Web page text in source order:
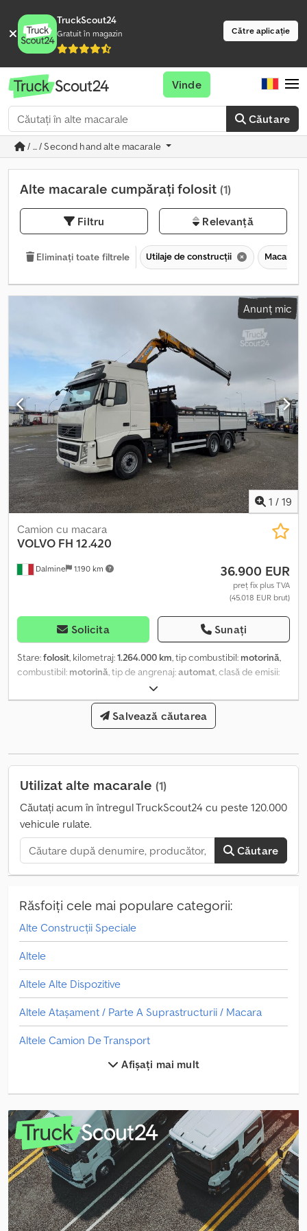
TruckScout24
Gratuit în magazin Către aplicație
Căutare
Vinde
/ ... / Second hand alte macarale
Alte macarale cumpărați folosit (1)
Filtru Relevanță
Eliminați toate filtrele Utilaje de construcții Macarale
Anunț mic
1 / 19
Dalmine 1.190 km
Camion cu macara
VOLVO FH 12.420
36.900 EUR
preț fix plus TVA
(45.018 EUR brut)
Solicita Sunați
Stare:folosit, kilometraj:1.264.000 km, tip combustibil: motorină,
combustibil: motorină, tip de angrenaj:automat, clasă de emisii:
, Dotări:
cu trei axe, benă fixă, transmisie automată, aer condiționat, a treia
axă direcțională hidraulică, rulaj 1.264.000 km, sarcină utilă 12.100
kg. Djdpfxsvx Uh Ie Ai Hjwa Macara Effer 250.CL/2S, an fabricație
data de 14/06/2024, radiocomandă.
Salvează căutarea
Utilizat alte macarale (1)
Căutați acum în întregul TruckScout24 cu peste 120.000
vehicule rulate.
Căutare
Răsfoiți cele mai populare categorii:
Alte Construcții Speciale
Altele
Altele Alte Dispozitive
Altele Atașament / Parte A Suprastructurii / Macara
Altele Camion De Transport
Altele Camion De Vite
Altele Cărucior De Împingere
Altele Echipament De Foraj - Alte Tipuri
Altele Etape De Lucru Foarfece
Altele Macara De Constructii - Rotire Inferioara
Altele Macara De Constructii - Rotire Superioara
Afișați mai mult